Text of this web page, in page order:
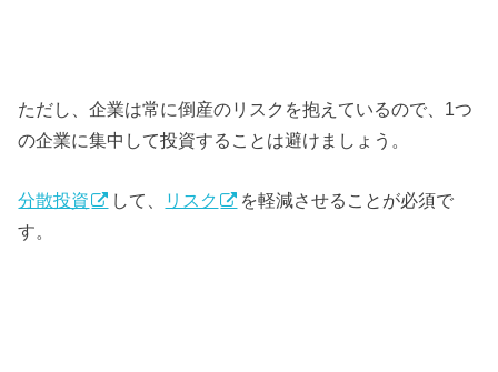
ただし、企業は常に倒産のリスクを抱えているので、1つ
の企業に集中して投資することは避けましょう。
分散投資 して、 リスク
を軽減させることが必須で
す。